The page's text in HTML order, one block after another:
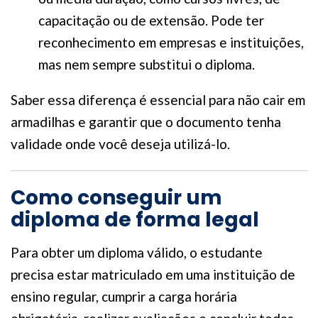
capacitação ou de extensão. Pode ter
reconhecimento em empresas e instituições,
mas nem sempre substitui o diploma.
Saber essa diferença é essencial para não cair em
armadilhas e garantir que o documento tenha
validade onde você deseja utilizá-lo.
Como conseguir um
diploma de forma legal
Para obter um diploma válido, o estudante
precisa estar matriculado em uma instituição de
ensino regular, cumprir a carga horária